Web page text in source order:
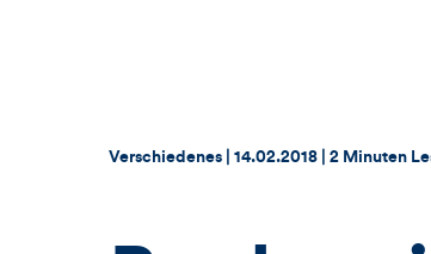
Thema:
Verschiedenes | Datum:
14.02.2018 2 Minuten